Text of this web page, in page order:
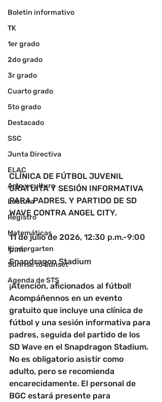
Boletin informativo
TK
1er grado
2do grado
3r grado
Cuarto grado
5to grado
Destacado
SSC
Junta Directiva
ELAC
Arte y cultura
Lectura
Registro
Matemáticas
Kindergarten
Sunrise to Sunset
Agenda de STS
CLÍNICA DE FÚTBOL JUVENIL
GRATUITA Y SESIÓN INFORMATIVA
PARA PADRES, Y PARTIDO DE SD
WAVE CONTRA ANGEL CITY.
11 de julio de 2026, 12:30 p.m.-9:00
p.m.
Snapdragon Stadium
¡Atención, aficionados al fútbol!
Acompáñennos en un evento
gratuito que incluye una clínica de
fútbol y una sesión informativa para
padres, seguida del partido de los
SD Wave en el Snapdragon Stadium.
No es obligatorio asistir como
adulto, pero se recomienda
encarecidamente. El personal de
BGC estará presente para